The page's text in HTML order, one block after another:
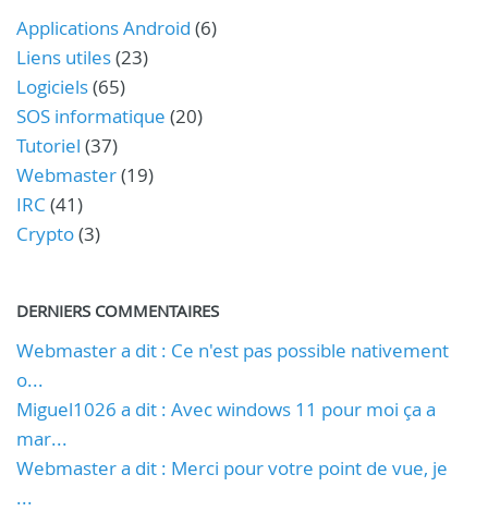
Applications Android (6)
Liens utiles(23)
Logiciels(65)
SOS informatique (20)
Tutoriel (37)
Webmaster(19)
IRC (41)
Crypto(3)
DERNIERS COMMENTAIRES
Webmaster a dit : Ce n'est pas possible nativement
o...
Miguel1026 a dit : Avec windows 11 pour moi ça a
mar...
Webmaster a dit : Merci pour votre point de vue, je
...